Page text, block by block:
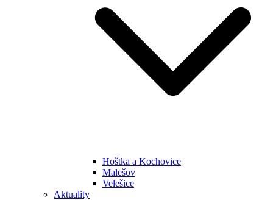
Hoštka a Kochovice
Malešov
Velešice
Aktuality